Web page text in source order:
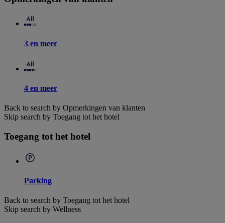
3 en meer
4 en meer
Back to search by Opmerkingen van klanten
Skip search by Toegang tot het hotel
Toegang tot het hotel
Parking
Back to search by Toegang tot het hotel
Skip search by Wellness